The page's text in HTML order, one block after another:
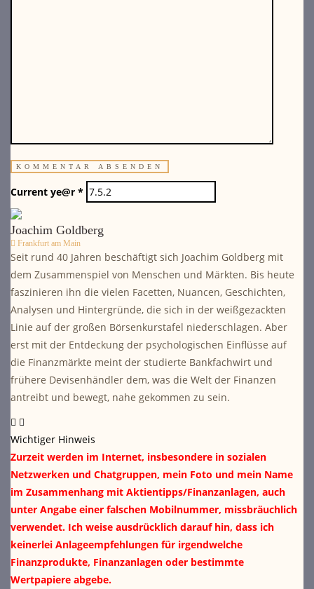
Current ye@r *
Joachim Goldberg
Frankfurt am Main
Seit rund 40 Jahren beschäftigt sich Joachim Goldberg mit
dem Zusammenspiel von Menschen und Märkten. Bis heute
faszinieren ihn die vielen Facetten, Nuancen, Geschichten,
Analysen und Hintergründe, die sich in der weißgezackten
Linie auf der großen Börsenkurstafel niederschlagen. Aber
erst mit der Entdeckung der psychologischen Einflüsse auf
die Finanzmärkte meint der studierte Bankfachwirt und
frühere Devisenhändler dem, was die Welt der Finanzen
antreibt und bewegt, nahe gekommen zu sein.
Wichtiger Hinweis
Zurzeit werden im Internet, insbesondere in sozialen
Netzwerken und Chatgruppen, mein Foto und mein Name
im Zusammenhang mit Aktientipps/Finanzanlagen, auch
unter Angabe einer falschen Mobilnummer, missbräuchlich
verwendet. Ich weise ausdrücklich darauf hin, dass ich
keinerlei Anlageempfehlungen für irgendwelche
Finanzprodukte, Finanzanlagen oder bestimmte
Wertpapiere abgebe.